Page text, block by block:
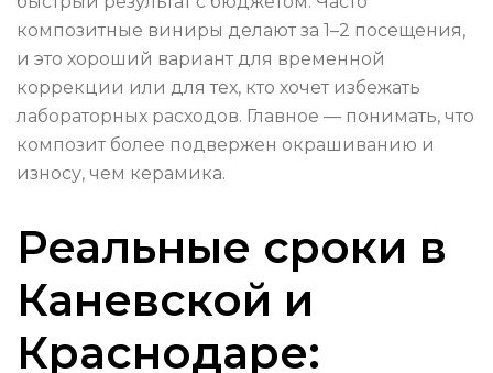
композитные виниры делают за 1–2 посещения,
и это хороший вариант для временной
коррекции или для тех, кто хочет избежать
лабораторных расходов. Главное — понимать, что
композит более подвержен окрашиванию и
износу, чем керамика.
Реальные сроки в
Каневской и
Краснодаре: